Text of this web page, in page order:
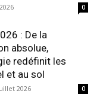
0
: De la
absolue,
redéfinit les
et au sol
2026 0